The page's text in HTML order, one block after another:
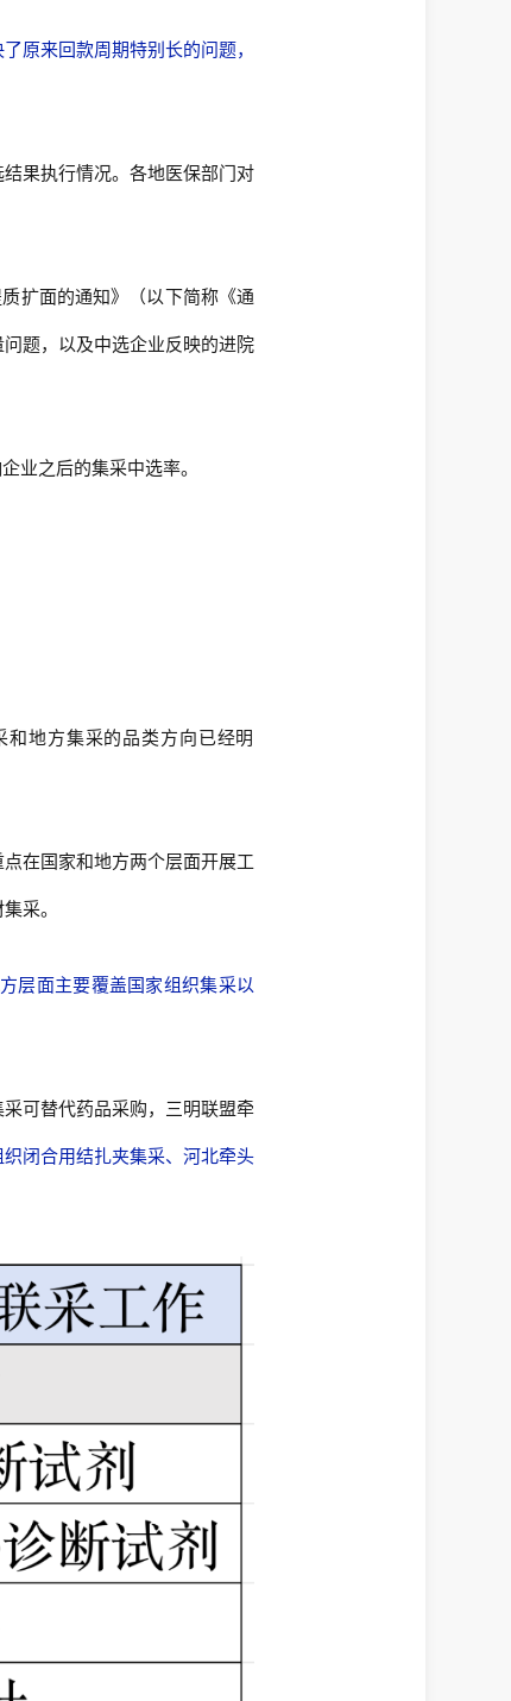
原来回款周期特别长的问题，
果执行情况。各地医保部门对
扩面的通知》（以下简称《通
题，以及中选企业反映的进院
业之后的集采中选率。
地方集采的品类方向已经明
在国家和地方两个层面开展工
采。
层面主要覆盖国家组织集采以
可替代药品采购，三明联盟牵
闭合用结扎夹集采、河北牵头